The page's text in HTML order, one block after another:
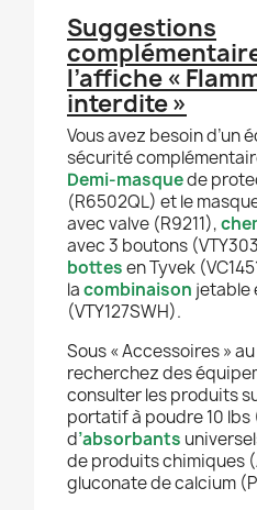
Suggestions
l’affiche «
interdite »
Vous avez besoin d’un
sécurité
Demi-masquede
(R6502QL) et le
avec valve (R9211),
avec 3 boutons
bottesen Tyvek
lacombinaison jetable
(VTY127SWH).
Sous « Accessoires »
recherchez des
consulter les produits
portatif à poudre 10 lbs
d’absorbants
de produits chimiques
gluconate de calcium